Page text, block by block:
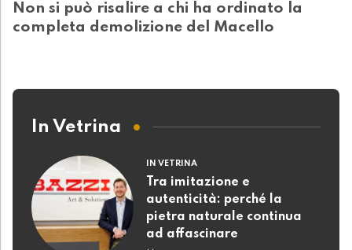
Non si può risalire a chi ha ordinato la
completa demolizione del Macello
In Vetrina
IN VETRINA
Tra imitazione e
autenticità: perché la
pietra naturale continua
ad affascinare